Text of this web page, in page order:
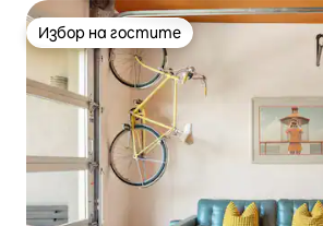
Избор на гостите
Избор на гостите